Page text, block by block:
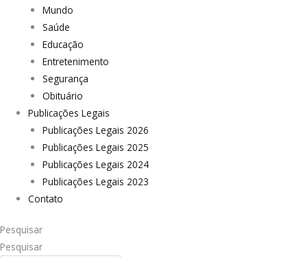
Mundo
Saúde
Educação
Entretenimento
Segurança
Obituário
Publicações Legais
Publicações Legais 2026
Publicações Legais 2025
Publicações Legais 2024
Publicações Legais 2023
Contato
Pesquisar
Pesquisar